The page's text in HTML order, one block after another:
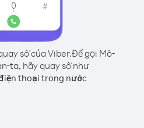
số của Viber.Để gọi Mô-
ta, hãy quay số như
thoại trong nước